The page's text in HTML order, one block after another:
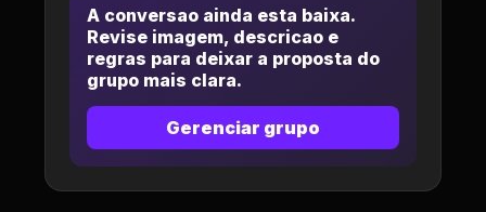
A conversao ainda esta baixa.
Revise imagem, descricao e
regras para deixar a proposta do
grupo mais clara.
Gerenciar grupo